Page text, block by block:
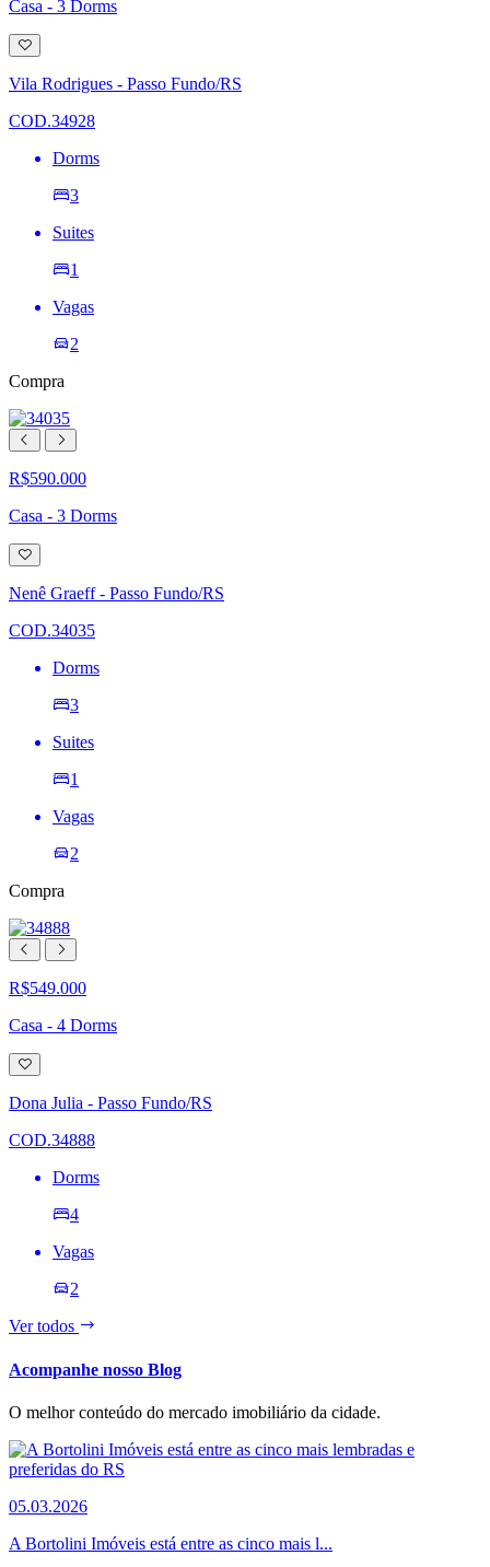
Casa - 3 Dorms
Adicionar
à
lista
de
Vila Rodrigues - Passo Fundo/RS
COD.34928
Dorms
3
Suites
1
Vagas
2
Compra
R$590.000
Casa - 3 Dorms
Adicionar
à
lista
de
Nenê Graeff - Passo Fundo/RS
COD.34035
Dorms
3
Suites
1
Vagas
2
Compra
R$549.000
Casa - 4 Dorms
Adicionar
à
lista
de
Dona Julia - Passo Fundo/RS
COD.34888
Dorms
4
Vagas
2
Ver todos
Acompanhe nosso Blog
O melhor conteúdo do mercado imobiliário da cidade.
05.03.2026
A Bortolini Imóveis está entre as cinco mais l...